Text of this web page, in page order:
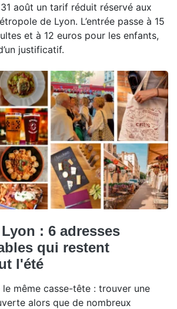
31 août un tarif réduit réservé aux
de Lyon. L’entrée passe à 15
et à 12 euros pour les enfants,
justificatif.
: 6 adresses
qui restent
l'été
même casse-tête : trouver une
alors que de nombreux